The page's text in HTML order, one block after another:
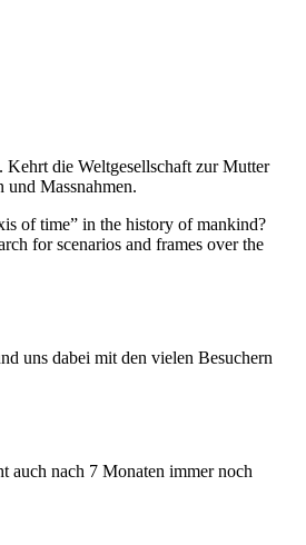
die Weltgesellschaft zur Mutter
und Massnahmen.
of time” in the history of mankind?
for scenarios and frames over the
uns dabei mit den vielen Besuchern
auch nach 7 Monaten immer noch